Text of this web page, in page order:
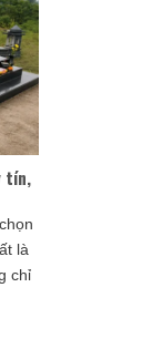
tín,
là
chỉ